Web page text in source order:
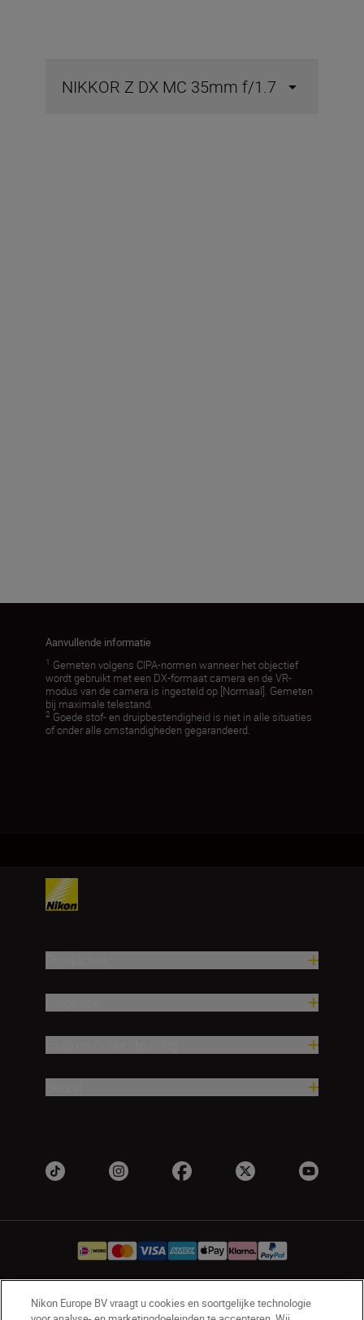
NIKKOR Z DX MC 35mm f/1.7
Aanvullende informatie
1 Gemeten volgens CIPA-normen wanneer het objectief
wordt gebruikt met een DX-formaat camera en de VR-
modus van de camera is ingesteld op [Normaal]. Gemeten
bij maximale telestand.
2 Goede stof- en druipbestendigheid is niet in alle situaties
of onder alle omstandigheden gegarandeerd.
NL Nikon Sites
Nikon Europe BV vraagt u cookies en soortgelijke technologie